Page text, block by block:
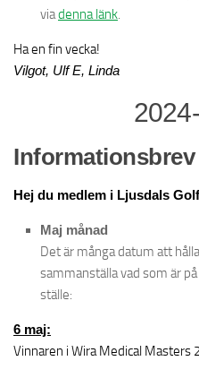
viadenna länk.
Ha en fin vecka!
Vilgot, Ulf E, Linda
Informationsbrev
Hej du medlem i Ljusdals
Maj månad
Det är många datum att
sammanställa vad som är
ställe:
6 maj:
Vinnaren i Wira Medical Masters